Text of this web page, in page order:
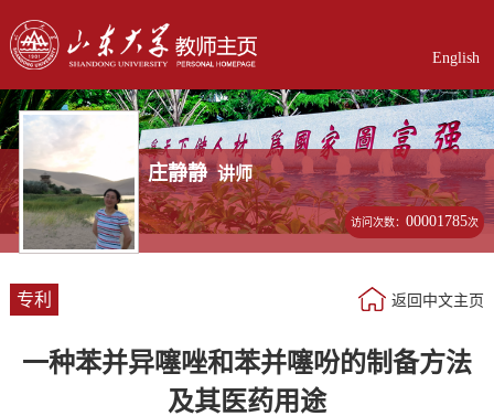
English
庄静静 讲师
访问次数：00001785次
专利 返回中文主页
一种苯并异噻唑和苯并噻吩的制备方法
及其医药用途